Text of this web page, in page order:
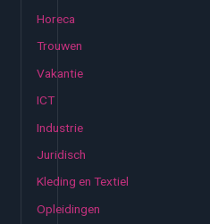
Horeca
Trouwen
Vakantie
ICT
Industrie
Juridisch
Kleding en Textiel
Opleidingen